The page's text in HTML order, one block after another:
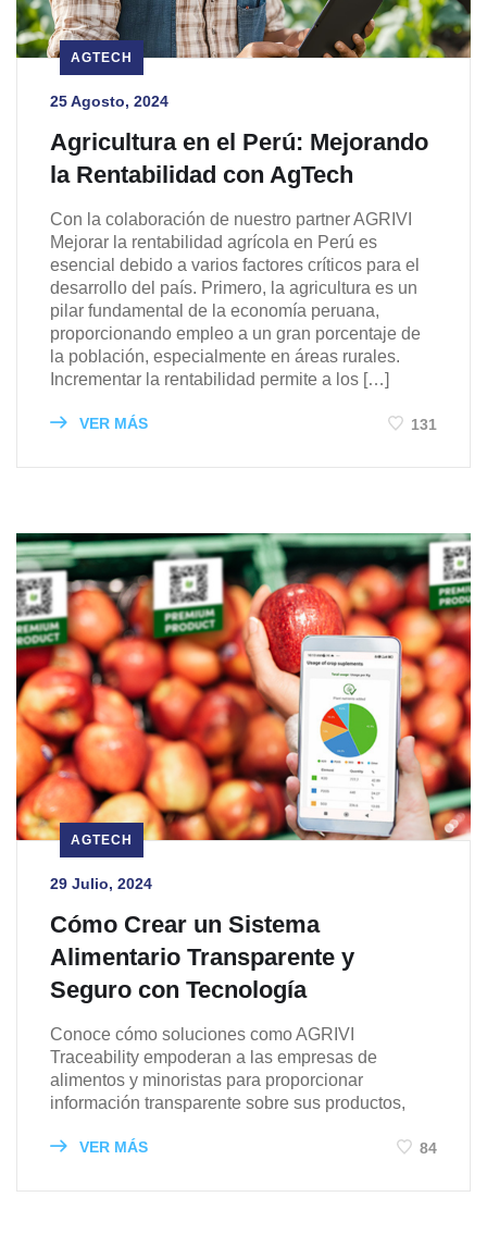
AGTECH
25 Agosto, 2024
Agricultura en el Perú: Mejorando
la Rentabilidad con AgTech
Con la colaboración de nuestro partner AGRIVI
Mejorar la rentabilidad agrícola en Perú es
esencial debido a varios factores críticos para el
desarrollo del país. Primero, la agricultura es un
pilar fundamental de la economía peruana,
proporcionando empleo a un gran porcentaje de
la población, especialmente en áreas rurales.
Incrementar la rentabilidad permite a los […]
VER MÁS 131
AGTECH
29 Julio, 2024
Cómo Crear un Sistema
Alimentario Transparente y
Seguro con Tecnología
Conoce cómo soluciones como AGRIVI
Traceability empoderan a las empresas de
alimentos y minoristas para proporcionar
información transparente sobre sus productos,
VER MÁS 84